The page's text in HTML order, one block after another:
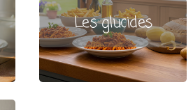
Les glucides